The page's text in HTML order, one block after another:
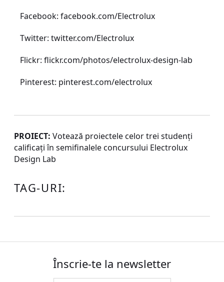
Facebook: facebook.com/Electrolux
Twitter: twitter.com/Electrolux
Flickr: flickr.com/photos/electrolux-design-lab
Pinterest: pinterest.com/electrolux
PROIECT: Votează proiectele celor trei studenți
calificați în semifinalele concursului Electrolux
Design Lab
TAG-URI:
Înscrie-te la newsletter